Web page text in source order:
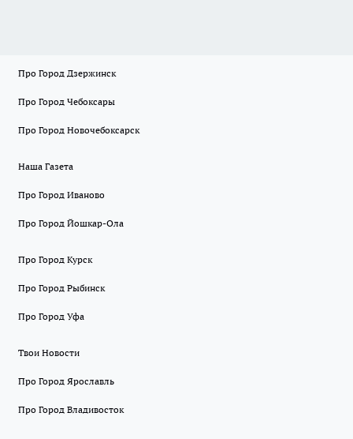
Про Город Дзержинск
Про Город Чебоксары
Про Город Новочебоксарск
Наша Газета
Про Город Иваново
Про Город Йошкар-Ола
Про Город Курск
Про Город Рыбинск
Про Город Уфа
Твои Новости
Про Город Ярославль
Про Город Владивосток